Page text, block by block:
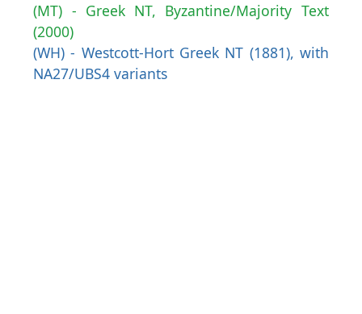
(MT) - Greek NT, Byzantine/Majority Text
(2000)
(WH) - Westcott-Hort Greek NT (1881), with
NA27/UBS4 variants